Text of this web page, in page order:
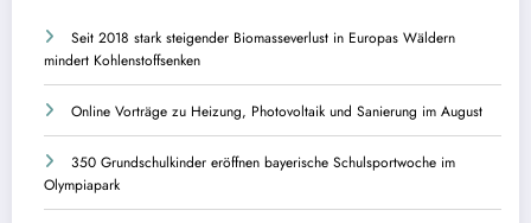
Seit 2018 stark steigender Biomasseverlust in Europas Wäldern
mindert Kohlenstoffsenken
Online Vorträge zu Heizung, Photovoltaik und Sanierung im August
350 Grundschulkinder eröffnen bayerische Schulsportwoche im
Olympiapark